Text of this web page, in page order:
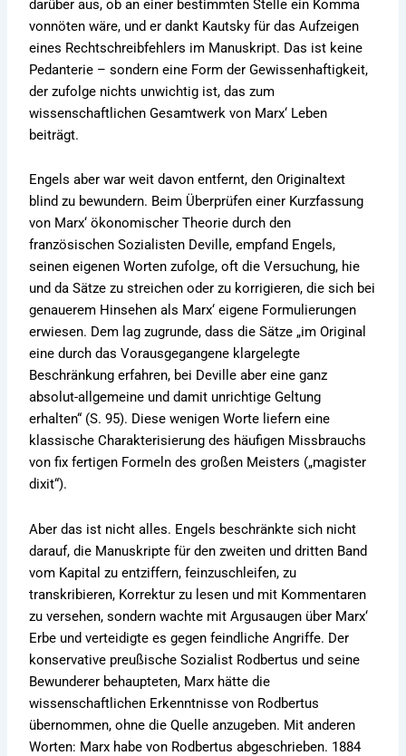
darüber aus, ob an einer bestimmten Stelle ein Komma
vonnöten wäre, und er dankt Kautsky für das Aufzeigen
eines Rechtschreibfehlers im Manuskript. Das ist keine
Pedanterie – sondern eine Form der Gewissenhaftigkeit,
der zufolge nichts unwichtig ist, das zum
wissenschaftlichen Gesamtwerk von Marx‘ Leben
beiträgt.
Engels aber war weit davon entfernt, den Originaltext
blind zu bewundern. Beim Überprüfen einer Kurzfassung
von Marx‘ ökonomischer Theorie durch den
französischen Sozialisten Deville, empfand Engels,
seinen eigenen Worten zufolge, oft die Versuchung, hie
und da Sätze zu streichen oder zu korrigieren, die sich bei
genauerem Hinsehen als Marx‘ eigene Formulierungen
erwiesen. Dem lag zugrunde, dass die Sätze „im Original
eine durch das Vorausgegangene klargelegte
Beschränkung erfahren, bei Deville aber eine ganz
absolut-allgemeine und damit unrichtige Geltung
erhalten“ (S. 95). Diese wenigen Worte liefern eine
klassische Charakterisierung des häufigen Missbrauchs
von fix fertigen Formeln des großen Meisters („magister
dixit“).
Aber das ist nicht alles. Engels beschränkte sich nicht
darauf, die Manuskripte für den zweiten und dritten Band
vom Kapital zu entziffern, feinzuschleifen, zu
transkribieren, Korrektur zu lesen und mit Kommentaren
zu versehen, sondern wachte mit Argusaugen über Marx‘
Erbe und verteidigte es gegen feindliche Angriffe. Der
konservative preußische Sozialist Rodbertus und seine
Bewunderer behaupteten, Marx hätte die
wissenschaftlichen Erkenntnisse von Rodbertus
übernommen, ohne die Quelle anzugeben. Mit anderen
Worten: Marx habe von Rodbertus abgeschrieben. 1884